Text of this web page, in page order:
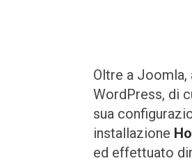
Oltre a
WordPress, di
sua
installazione
ed effettuato